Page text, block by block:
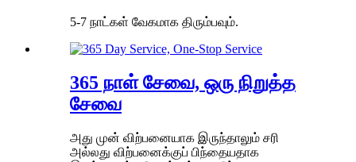
5-7 நாட்கள் வேகமாக திரும்பவும்.
365 நாள் சேவை, ஒரு நிறுத்த
சேவை
அது முன் விற்பனையாக இருந்தாலும் சரி
அல்லது விற்பனைக்குப் பிந்தையதாக